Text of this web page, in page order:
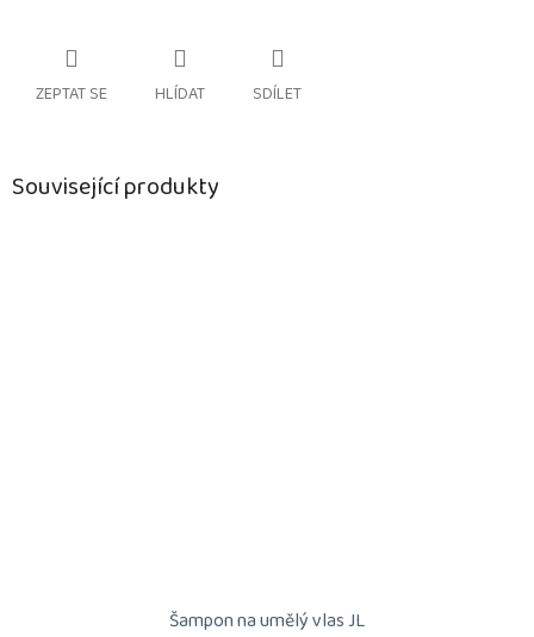
ZEPTAT SE HLÍDAT SDÍLET
Související produkty
Šampon na umělý vlas JL